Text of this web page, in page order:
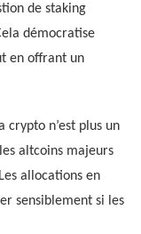
de staking
démocratise
en offrant un
n’est plus un
altcoins majeurs
allocations en
sensiblement si les